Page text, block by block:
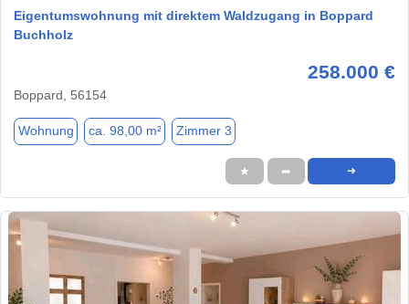
Eigentumswohnung mit direktem Waldzugang in Boppard
Buchholz
258.000 €
Boppard, 56154
Wohnung ca. 98,00 m² Zimmer 3
★ ➦ ➜